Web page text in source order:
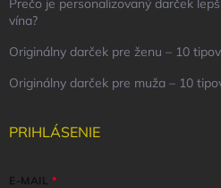
Prečo je personalizovaný darček
vína?
Originálny darček pre ženu – 10
Originálny darček pre muža – 10
PRIHLÁSENIE
E-MAIL